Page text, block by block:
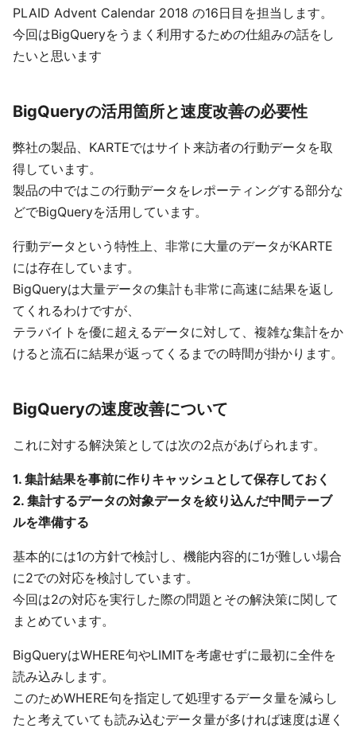
PLAID Advent Calendar 2018 の16日目を担当します。
今回はBigQueryをうまく利用するための仕組みの話をし
たいと思います
BigQueryの活用箇所と速度改善の必要性
弊社の製品、KARTEではサイト来訪者の行動データを取
得しています。
製品の中ではこの行動データをレポーティングする部分な
どでBigQueryを活用しています。
行動データという特性上、非常に大量のデータがKARTE
には存在しています。
BigQueryは大量データの集計も非常に高速に結果を返し
てくれるわけですが、
テラバイトを優に超えるデータに対して、複雑な集計をか
けると流石に結果が返ってくるまでの時間が掛かります。
BigQueryの速度改善について
これに対する解決策としては次の2点があげられます。
1. 集計結果を事前に作りキャッシュとして保存しておく
2. 集計するデータの対象データを絞り込んだ中間テーブ
ルを準備する
基本的には1の方針で検討し、機能内容的に1が難しい場合
に2での対応を検討しています。
今回は2の対応を実行した際の問題とその解決策に関して
まとめています。
BigQueryはWHERE句やLIMITを考慮せずに最初に全件を
読み込みします。
このためWHERE句を指定して処理するデータ量を減らし
たと考えていても読み込むデータ量が多ければ速度は遅く